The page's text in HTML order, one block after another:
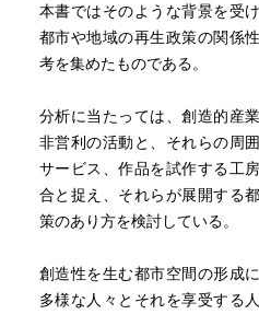
本書ではそのような背景を受
都市や地域の再生政策の関係
考を集めたものである。
分析に当たっては、創造的産
非営利の活動と、それらの周
サービス、作品を試作する工
合と捉え、それらが展開する
策のあり方を検討している。
創造性を生む都市空間の形成
多様な人々とそれを享受する